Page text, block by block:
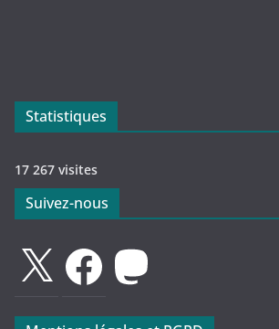
Statistiques
17 267 visites
Suivez-nous
FacebookMastodon